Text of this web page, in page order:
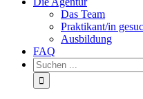
Das Team
Praktikant/in
Ausbildung
FAQ
Suchen
...